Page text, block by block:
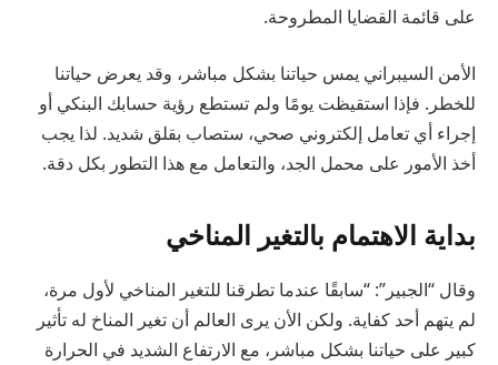
على قائمة القضايا المطروحة.
الأمن السيبراني يمس حياتنا بشكل مباشر، وقد يعرض حياتنا
للخطر. فإذا استقيظت يومًا ولم تستطع رؤية حسابك البنكي أو
إجراء أي تعامل إلكتروني صحي، ستصاب بقلق شديد. لذا يجب
أخذ الأمور على محمل الجد، والتعامل مع هذا التطور بكل دقة.
بداية الاهتمام بالتغير المناخي
وقال “الجبير”: “سابقًا عندما تطرقنا للتغير المناخي لأول مرة،
لم يتهم أحد كفاية. ولكن الأن يرى العالم أن تغير المناخ له تأثير
كبير على حياتنا بشكل مباشر، مع الارتفاع الشديد في الحرارة